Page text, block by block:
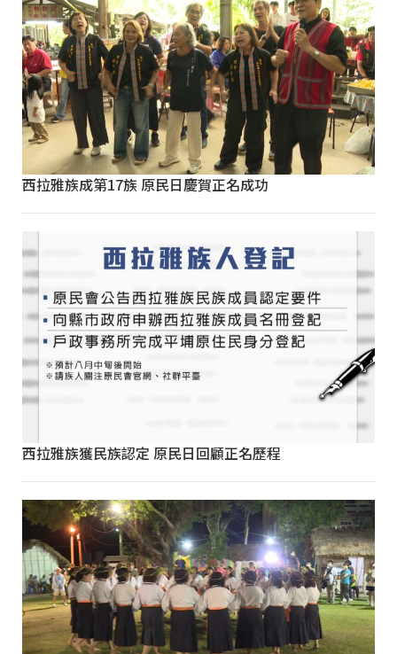
西拉雅族成第17族 原民日慶賀正名成功
西拉雅族獲民族認定 原民日回顧正名歷程